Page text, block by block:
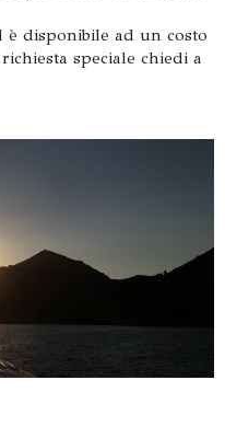
disponibile ad un costo
speciale chiedi a